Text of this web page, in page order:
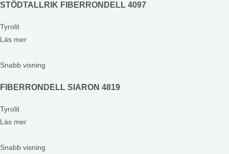
STÖDTALLRIK FIBERRONDELL 4097
Tyrolit
Läs mer
Snabb visning
FIBERRONDELL SIARON 4819
Tyrolit
Läs mer
Snabb visning